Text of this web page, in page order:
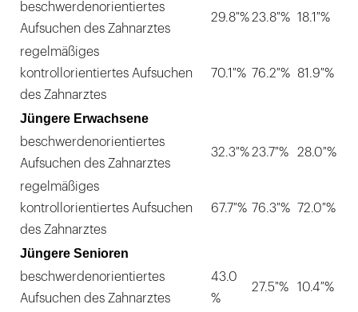
beschwerdenorientiertes
Aufsuchen des Zahnarztes
29.8 %23.8 % 18.1 %
regelmäßiges
kontrollorientiertes Aufsuchen
des Zahnarztes
70.1 % 76.2 % 81.9 %
Jüngere Erwachsene
beschwerdenorientiertes
Aufsuchen des Zahnarztes
32.3 %23.7 % 28.0 %
regelmäßiges
kontrollorientiertes Aufsuchen
des Zahnarztes
67.7 % 76.3 % 72.0 %
Jüngere Senioren
beschwerdenorientiertes
Aufsuchen des Zahnarztes
43.0
%
27.5 % 10.4 %